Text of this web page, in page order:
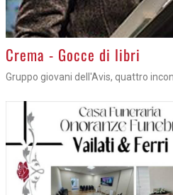
Crema - Gocce di libri
Gruppo giovani dell'Avis, quattro